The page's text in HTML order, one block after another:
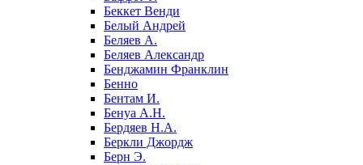
Беккет Венди
Белый Андрей
Беляев А.
Беляев Александр
Бенджамин Франклин
Бенно
Бентам И.
Бенуа А.Н.
Бердяев Н.А.
Беркли Джордж
Берн Э.